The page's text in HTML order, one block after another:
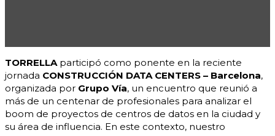
TORRELLA participó como ponente en la reciente
jornada CONSTRUCCIÓN DATA CENTERS – Barcelona,
organizada por Grupo Vía, un encuentro que reunió a
más de un centenar de profesionales para analizar el
boom de proyectos de centros de datos en la ciudad y
su área de influencia. En este contexto, nuestro